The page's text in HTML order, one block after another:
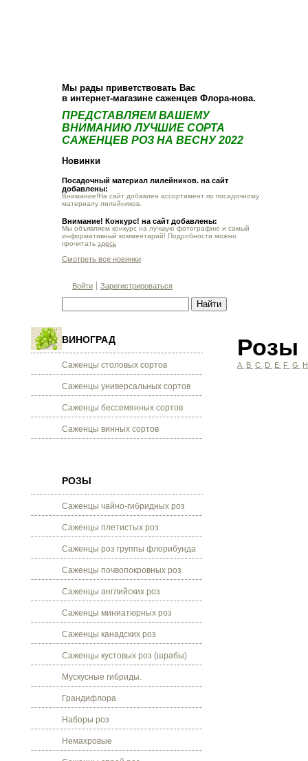
Мы рады приветствовать Вас
в интернет-магазине саженцев Флора-нова.
ПРЕДСТАВЛЯЕМ ВАШЕМУ
ВНИМАНИЮ ЛУЧШИЕ СОРТА
САЖЕНЦЕВ РОЗ НА ВЕСНУ 2022
Новинки
Посадочный материал лилейников. на сайт
добавлены:
Внимание!На сайт добавлен ассортимент по посадочному
материалу лилейников.
Внимание! Конкурс! на сайт добавлены:
Мы объявляем конкурс на лучшую фотографию и самый
информативный комментарий! Подробности можно
прочитать здесь
Смотреть все новинки
Войти Зарегистрироваться
ВИНОГРАД
Саженцы столовых сортов
Саженцы универсальных сортов
Саженцы бессемянных сортов
Саженцы винных сортов
РОЗЫ
Саженцы чайно-гибридных роз
Саженцы плетистых роз
Саженцы роз группы флорибунда
Саженцы почвопокровных роз
Саженцы английских роз
Саженцы миниатюрных роз
Саженцы канадских роз
Саженцы кустовых роз (шрабы)
Мускусные гибриды.
Грандифлора
Наборы роз
Немахровые
Розы
A B C D E F G